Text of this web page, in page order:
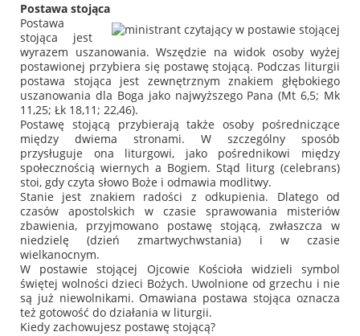
Postawa stojąca
Postawa
stojąca jest
wyrazem uszanowania. Wszędzie na widok osoby wyżej
postawionej przybiera się postawę stojącą. Podczas liturgii
postawa stojąca jest zewnętrznym znakiem głębokiego
uszanowania dla Boga jako najwyższego Pana (Mt 6,5; Mk
11,25; Łk 18,11; 22,46).
Postawę stojącą przybierają także osoby pośredniczące
między dwiema stronami. W szczególny sposób
przysługuje ona liturgowi, jako pośrednikowi między
społecznością wiernych a Bogiem. Stąd liturg (celebrans)
stoi, gdy czyta słowo Boże i odmawia modlitwy.
Stanie jest znakiem radości z odkupienia. Dlatego od
czasów apostolskich w czasie sprawowania misteriów
zbawienia, przyjmowano postawę stojącą, zwłaszcza w
niedzielę (dzień zmartwychwstania) i w czasie
wielkanocnym.
W postawie stojącej Ojcowie Kościoła widzieli symbol
świętej wolności dzieci Bożych. Uwolnione od grzechu i nie
są już niewolnikami. Omawiana postawa stojąca oznacza
też gotowość do działania w liturgii.
Kiedy zachowujesz postawę stojącą?